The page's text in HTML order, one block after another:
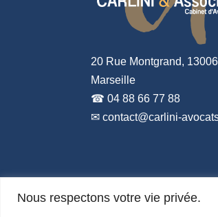
Nous respectons votre vie privée.
20 Rue Montgrand, 13006
Marseille
☎ 04 88 66 77 88
✉ contact@carlini-